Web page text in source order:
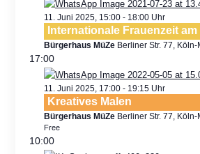
11. Juni 2025, 15:00- 18:00
Internationale Frauenzeit
Bürgerhaus MüZe Berliner Str. 77,
17:00
11. Juni 2025, 17:00- 19:15
Kreatives Malen
Bürgerhaus MüZe Berliner Str. 77,
Free
10:00